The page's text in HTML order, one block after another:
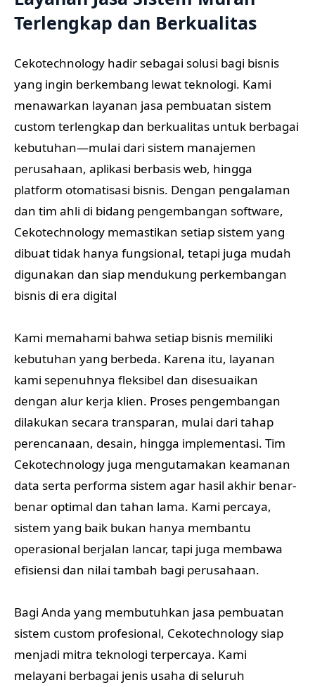
Terlengkap dan Berkualitas
Cekotechnology hadir sebagai solusi bagi bisnis
yang ingin berkembang lewat teknologi. Kami
menawarkan layanan jasa pembuatan sistem
custom terlengkap dan berkualitas untuk berbagai
kebutuhan—mulai dari sistem manajemen
perusahaan, aplikasi berbasis web, hingga
platform otomatisasi bisnis. Dengan pengalaman
dan tim ahli di bidang pengembangan software,
Cekotechnology memastikan setiap sistem yang
dibuat tidak hanya fungsional, tetapi juga mudah
digunakan dan siap mendukung perkembangan
bisnis di era digital
Kami memahami bahwa setiap bisnis memiliki
kebutuhan yang berbeda. Karena itu, layanan
kami sepenuhnya fleksibel dan disesuaikan
dengan alur kerja klien. Proses pengembangan
dilakukan secara transparan, mulai dari tahap
perencanaan, desain, hingga implementasi. Tim
Cekotechnology juga mengutamakan keamanan
data serta performa sistem agar hasil akhir benar-
benar optimal dan tahan lama. Kami percaya,
sistem yang baik bukan hanya membantu
operasional berjalan lancar, tapi juga membawa
efisiensi dan nilai tambah bagi perusahaan.
Bagi Anda yang membutuhkan jasa pembuatan
sistem custom profesional, Cekotechnology siap
menjadi mitra teknologi terpercaya. Kami
melayani berbagai jenis usaha di seluruh